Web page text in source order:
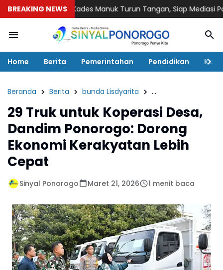
BREAKING NEWS
Kades Manuk Turun Tangan, Siap Mediasi Polemik
Home Berita Pemerintahan Pendidikan
Beranda Berita bunda Lisdyarita Plt Bupati Ponorogo
29 Truk untuk Koperasi Desa,
Dandim Ponorogo: Dorong
Ekonomi Kerakyatan Lebih
Cepat
Sinyal Ponorogo Maret 21, 2026 1 menit baca